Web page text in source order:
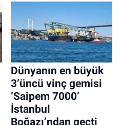
Dünyanın en büyük
3’üncü vinç gemisi
’Saipem 7000’
İstanbul
Boğazı’ndan geçti